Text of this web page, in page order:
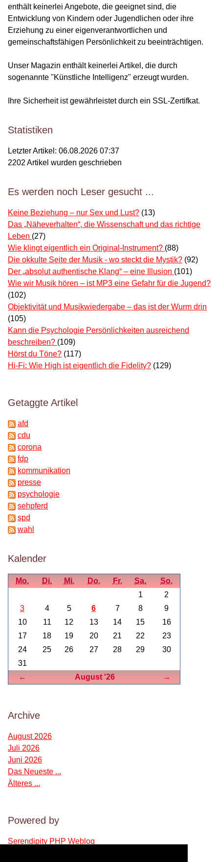
enthält keinerlei Angebote, die geeignet sind, die
Entwicklung von Kindern oder Jugendlichen oder ihre
Erziehung zu einer eigenverantwortlichen und
gemeinschaftsfähigen Persönlichkeit zu beeinträchtigen.
Unser Magazin enthält keinerlei Artikel, die durch
sogenannte "Künstliche Intelligenz" erzeugt wurden.
Ihre Sicherheit ist gewährleistet durch ein SSL-Zertifkat.
Statistiken
Letzter Artikel: 06.08.2026 07:37
2202 Artikel wurden geschrieben
Es werden noch Leser gesucht ...
Keine Beziehung – nur Sex und Lust? (13)
Das „Näheverhalten“, die Wissenschaft und das richtige
Leben (27)
Wie klingt eigentlich ein Original-Instrument? (88)
Die okkulte Seite der Musik - wo steckt die Mystik? (92)
Der „absolut authentische Klang“ – eine Illusion (101)
Wie wir Musik hören – ist MP3 eine Gefahr für die Jugend?
(102)
Objektivität und Musikwiedergabe – das ist der Wurm drin
(105)
Kann die Psychologie Persönlichkeiten ausreichend
beschreiben? (109)
Hörst du Töne? (117)
Hi-Fi: Wie High ist eigentlich die Fidelity? (129)
Getaggte Artikel
afd
cdu
corona
fdp
kommunikation
presse
psychologie
sehpferd
spd
wahl
Kalender
Mo. Di. Mi. Do. Fr. Sa. So.
← August '26 Vorwärts
→
1
2
3
4 5 6 7 8
9
10
11 12 13 14 15
16
17
18 19 20 21 22
23
24
25 26 27 28 29
30
31
Archive
August 2026
Juli 2026
Juni 2026
Das Neueste ...
Älteres ...
Powered by
Serendipity PHP Weblog